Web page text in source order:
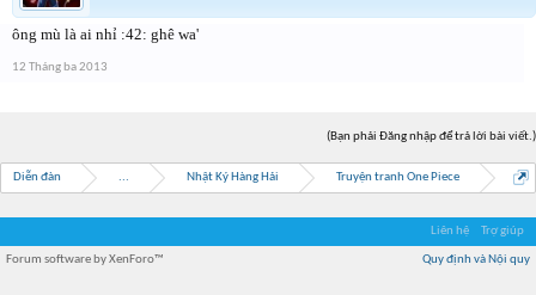
ông mù là ai nhỉ :42: ghê wa'
12 Tháng ba 2013
(Bạn phải Đăng nhập để trả lời bài viết.)
Diễn đàn ... Nhật Ký Hàng Hải Truyện tranh One Piece
Liên hệ Trợ giúp
Quy định và Nội quy
Forum software by XenForo™